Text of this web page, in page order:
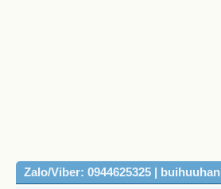
Zalo/Viber: 0944625325 |